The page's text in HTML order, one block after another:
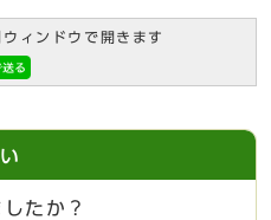
ィンドウで開きます
たか？